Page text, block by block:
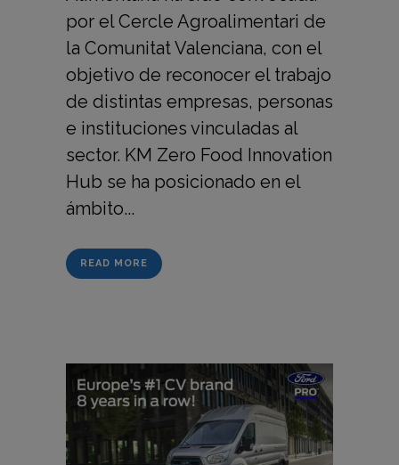
por el Cercle Agroalimentari de
la Comunitat Valenciana, con el
objetivo de reconocer el trabajo
de distintas empresas, personas
e instituciones vinculadas al
sector. KM Zero Food Innovation
Hub se ha posicionado en el
ámbito...
READ MORE